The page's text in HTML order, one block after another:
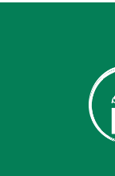
IES